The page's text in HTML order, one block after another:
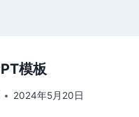
模板
2024年5月20日